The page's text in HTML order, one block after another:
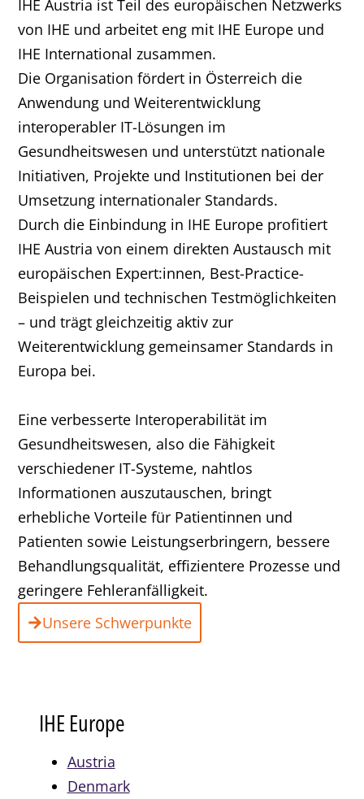
IHE Austria ist Teil des europäischen Netzwerks
von IHE und arbeitet eng mit IHE Europe und
IHE International zusammen.
Die Organisation fördert in Österreich die
Anwendung und Weiterentwicklung
interoperabler IT-Lösungen im
Gesundheitswesen und unterstützt nationale
Initiativen, Projekte und Institutionen bei der
Umsetzung internationaler Standards.
Durch die Einbindung in IHE Europe profitiert
IHE Austria von einem direkten Austausch mit
europäischen Expert:innen, Best-Practice-
Beispielen und technischen Testmöglichkeiten
– und trägt gleichzeitig aktiv zur
Weiterentwicklung gemeinsamer Standards in
Europa bei.
Eine verbesserte Interoperabilität im
Gesundheitswesen, also die Fähigkeit
verschiedener IT-Systeme, nahtlos
Informationen auszutauschen, bringt
erhebliche Vorteile für Patientinnen und
Patienten sowie Leistungserbringern, bessere
Behandlungsqualität, effizientere Prozesse und
geringere Fehleranfälligkeit.
Unsere Schwerpunkte
IHE Europe
Austria
Denmark